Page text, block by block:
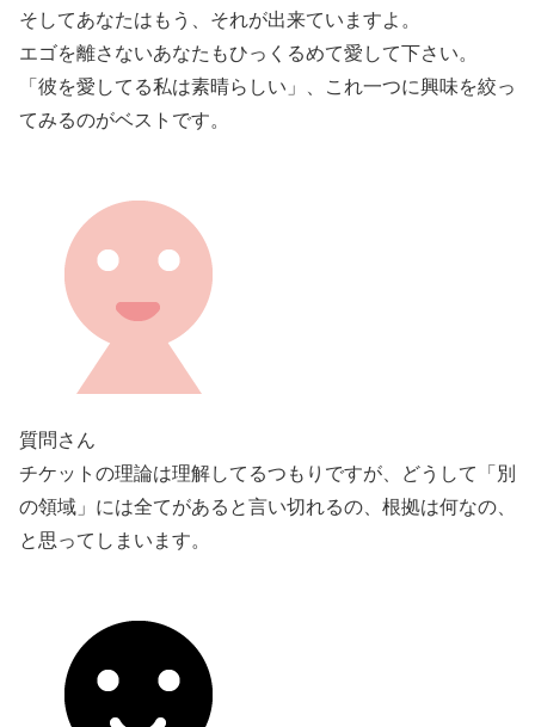
そしてあなたはもう、それが出来ていますよ。
エゴを離さないあなたもひっくるめて愛して下さい。
「彼を愛してる私は素晴らしい」、これ一つに興味を絞っ
てみるのがベストです。
質問さん
チケットの理論は理解してるつもりですが、どうして「別
の領域」には全てがあると言い切れるの、根拠は何なの、
と思ってしまいます。